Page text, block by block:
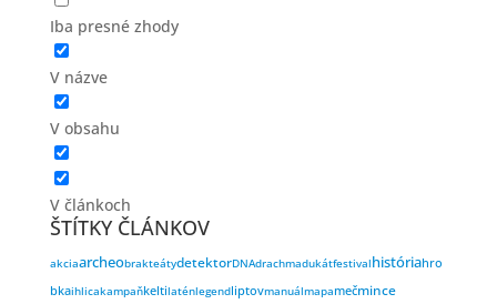
Iba presné zhody
V názve
V obsahu
V článkoch
ŠTÍTKY ČLÁNKOV
akciaarcheobrakteátydetektorDNAdrachmadukátfestivalhistóriahro
bkaihlicakampaňkeltilaténlegendliptovmanuálmapamečmince